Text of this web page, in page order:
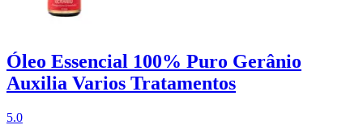
Óleo Essencial 100% Puro Gerânio
Auxilia Varios Tratamentos
5.0